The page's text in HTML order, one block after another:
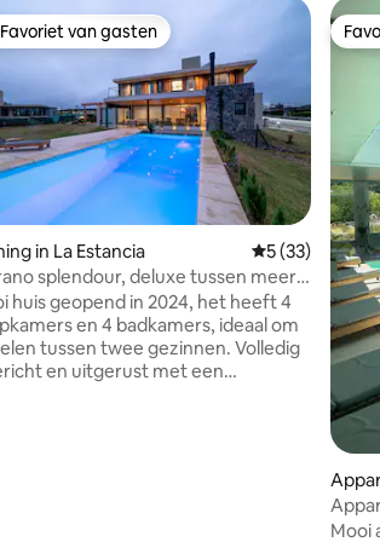
van 4,93 uit 5, 15 recensies
van gasten
Favoriet van gasten
in La Estancia Gemiddelde
5 (33)
splendour, deluxe tussen meer
huis geopend in 2024, het heeft 4
en 4 badkamers, ideaal om
tussen twee gezinnen. Volledig
en uitgerust met een
Mooi